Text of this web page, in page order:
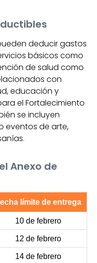
deducir gastos
básicos como
de salud como
con
educación y
el Fortalecimiento
se incluyen
eventos de arte,
Anexo de
límite de entrega
10 de febrero
12 de febrero
14 de febrero